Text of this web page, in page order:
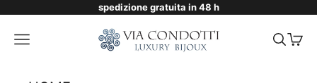
Skip to contentspedizione gratuita in 48 h
Via Condotti Store
Navigation menu Search
Cart